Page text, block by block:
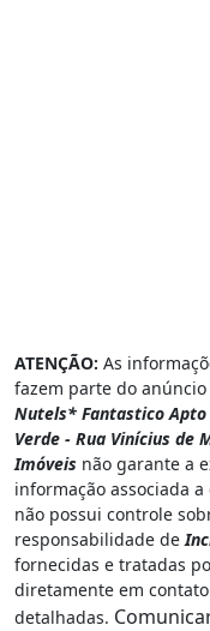
ATENÇÃO: As
fazem parte do
Nutels* Fantastico
Verde - Rua Vinícius de
Imóveis não garante a
informação associada
não possui controle
responsabilidade de
fornecidas e tratadas
diretamente em
detalhadas.